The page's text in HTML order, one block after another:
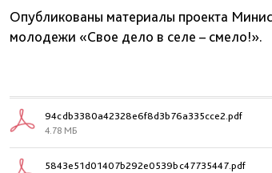
Опубликованы материалы проекта
молодежи «Свое дело в селе – смело!».
94cdb3380a42328e6f8d3b76a335cce2.pdf
4.78 МБ
5843e51d01407b292e0539bc47735447.pdf